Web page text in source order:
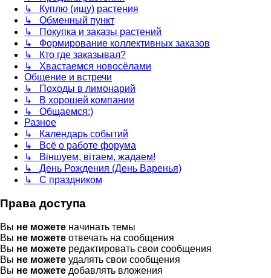
↳ Куплю (ищу) растения
↳ Обменный пункт
↳ Покупка и заказы растений
↳ Формирование коллективных заказов
↳ Кто где заказывал?
↳ Хвастаемся новосёлами
Общение и встречи
↳ Походы в лимонарий
↳ В хорошей компании
↳ Общаемся:)
Разное
↳ Календарь событий
↳ Всё о работе форума
↳ Віншуем, вітаем, жадаем!
↳ День Рождения (День Варенья)
↳ С праздником
Права доступа
Вы не можете начинать темы
Вы не можете отвечать на сообщения
Вы не можете редактировать свои сообщения
Вы не можете удалять свои сообщения
Вы не можете добавлять вложения